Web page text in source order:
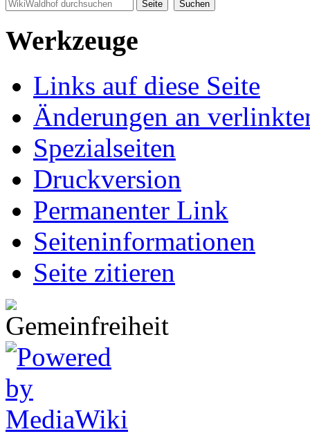
Werkzeuge
Links auf diese Seite
Änderungen an
Spezialseiten
Druckversion
Permanenter Link
Seiten­informationen
Seite zitieren